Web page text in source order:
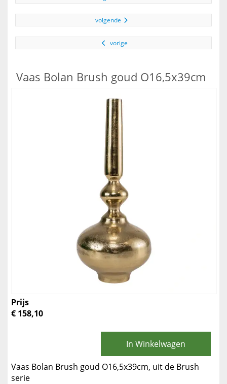
volgende
vorige
Vaas Bolan Brush goud O16,5x39cm
Prijs
€ 158,10
In Winkelwagen
Vaas Bolan Brush goud O16,5x39cm, uit de Brush
serie